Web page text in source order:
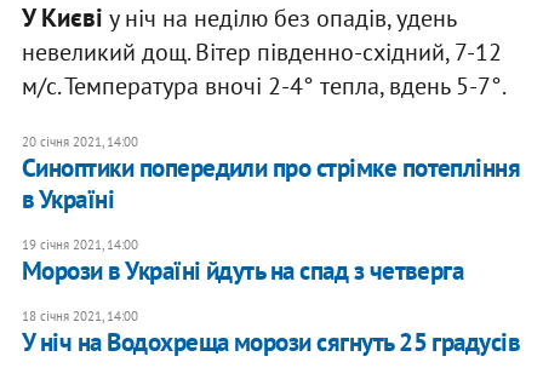
У Києві у ніч на неділю без опадів, удень
невеликий дощ. Вітер південно-східний, 7-12
м/с. Температура вночі 2-4° тепла, вдень 5-7°.
20 січня 2021, 14:00
Синоптики попередили про стрімке потепління
в Україні
19 січня 2021, 14:00
Морози в Україні йдуть на спад з четверга
18 січня 2021, 14:00
У ніч на Водохреща морози сягнуть 25 градусів